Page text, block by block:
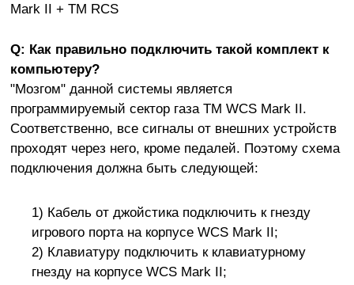
Mark II + TM RCS
Q: Как правильно подключить такой комплект к
компьютеру?
"Мозгом" данной системы является
программируемый сектор газа TM WCS Mark II.
Соответственно, все сигналы от внешних устройств
проходят через него, кроме педалей. Поэтому схема
подключения должна быть следующей:
1) Кабель от джойстика подключить к гнезду
игрового порта на корпусе WCS Mark II;
2) Клавиатуру подключить к клавиатурному
гнезду на корпусе WCS Mark II;